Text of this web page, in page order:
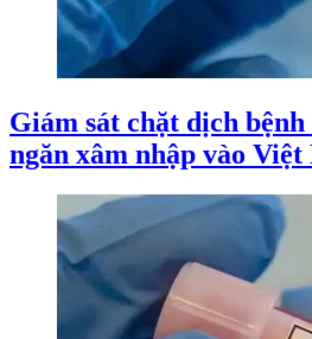
Giám sát chặt dịch
ngăn xâm nhập vào Việt